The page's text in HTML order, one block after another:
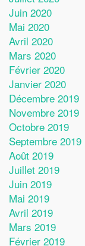
Juin 2020
Mai 2020
Avril 2020
Mars 2020
Février 2020
Janvier 2020
Décembre 2019
Novembre 2019
Octobre 2019
Septembre 2019
Août 2019
Juillet 2019
Juin 2019
Mai 2019
Avril 2019
Mars 2019
Février 2019